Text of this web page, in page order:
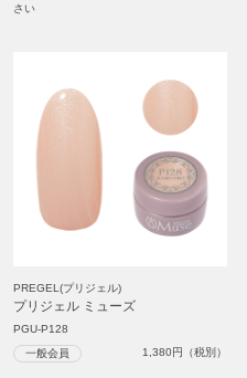
さい
PREGEL(プリジェル)
プリジェル ミューズ
PGU-P128
一般会員 1,380円（税別）